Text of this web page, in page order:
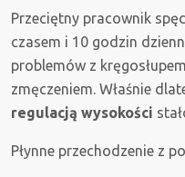
Przeciętny pracownik
czasem i 10 godzin
problemów z
zmęczeniem. Właśnie
regulacją wysokości
Płynne przechodzenie z